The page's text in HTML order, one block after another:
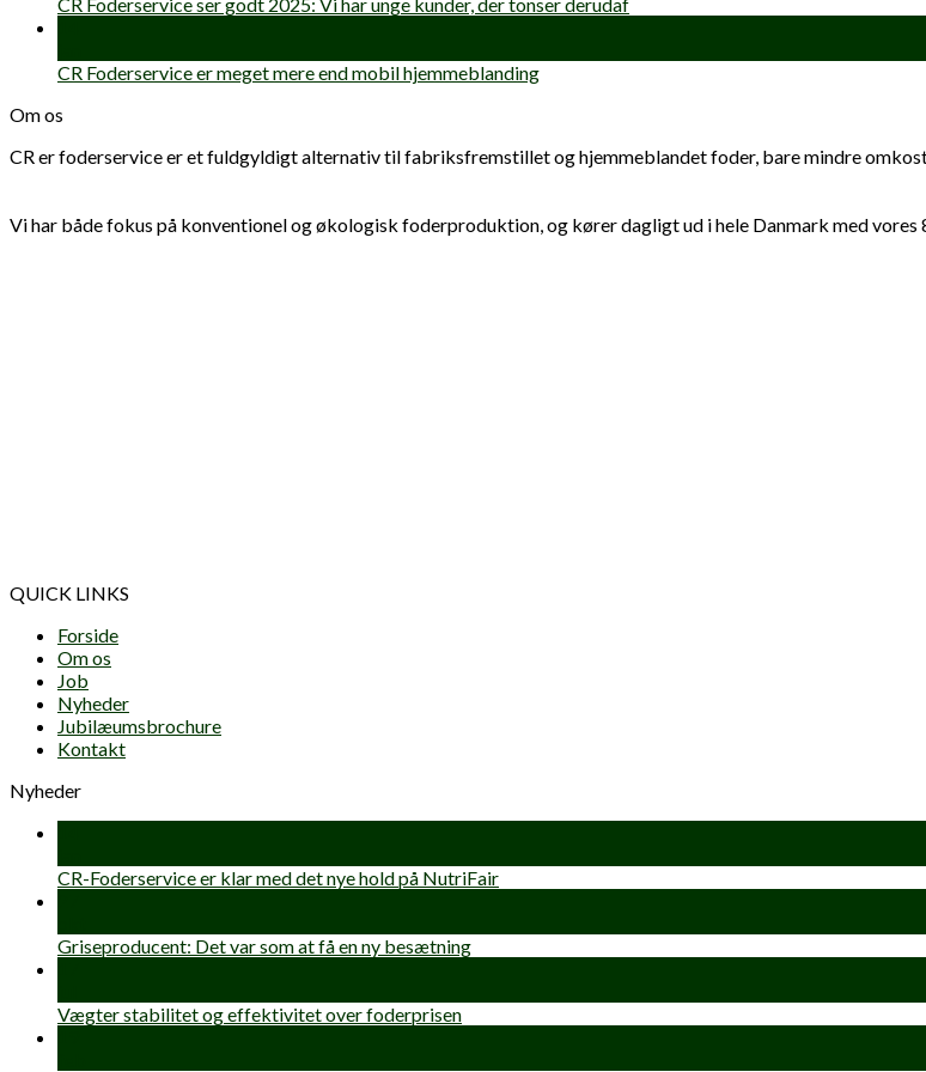
CR Foderservice er meget mere end mobil hjemmeblanding
Om os
CR er foderservice er et fuldgyldigt alternativ til fabriksfremstillet og hjemmeblandet foder, bare mindre
Vi har både fokus på konventionel og økologisk foderproduktion, og kører dagligt ud i hele Danmark med vores
QUICK LINKS
Forside
Om os
Job
Nyheder
Jubilæumsbrochure
Kontakt
Nyheder
CR-Foderservice er klar med det nye hold på NutriFair
Griseproducent: Det var som at få en ny besætning
Vægter stabilitet og effektivitet over foderprisen